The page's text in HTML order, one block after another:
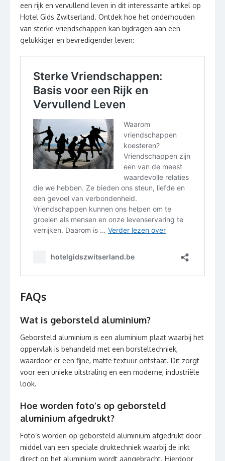
een rijk en vervullend leven in dit interessante artikel op
Hotel Gids Zwitserland. Ontdek hoe het onderhouden
van sterke vriendschappen kan bijdragen aan een
gelukkiger en bevredigender leven:
FAQs
Wat is geborsteld aluminium?
Geborsteld aluminium is een aluminium plaat waarbij het
oppervlak is behandeld met een borsteltechniek,
waardoor er een fijne, matte textuur ontstaat. Dit zorgt
voor een unieke uitstraling en een moderne, industriële
look.
Hoe worden foto’s op geborsteld
aluminium afgedrukt?
Foto’s worden op geborsteld aluminium afgedrukt door
middel van een speciale druktechniek waarbij de inkt
direct op het aluminium wordt aangebracht. Hierdoor